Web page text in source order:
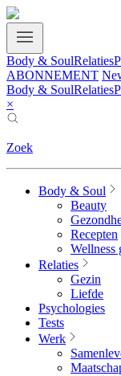
Body & SoulRelaties
ABONNEMENT
Body & SoulRelaties
×
Zoek
Body & Soul
Beauty
Recepten
Wellness
Relaties
Gezin
Liefde
Psychologies
Tests
Werk